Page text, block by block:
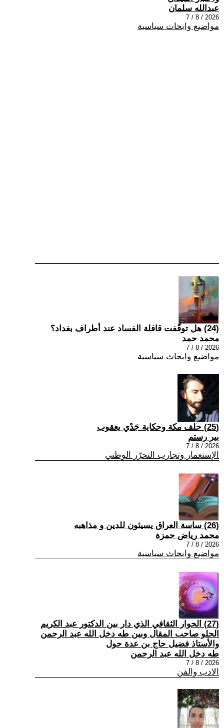
عبدالله سلمان
2026 / 8 / 7
مواضيع وابحاث سياسية
(24) هل توقّفت قافلة الفساد عند أطراف بغداد؟
محمد حمد
2026 / 8 / 7
مواضيع وابحاث سياسية
(25) حلف مكة وحكاية جَدْي يعقوب
بير رستم
2026 / 8 / 7
الإستعمار وتجارب التحرّر الوطني
(26) ساسة العراق يسيئون للدين و مذاهبه
محمد رياض حمزة
2026 / 8 / 7
مواضيع وابحاث سياسية
(27) الحوار الثقافي الذي دار بين الدكتور عبد الكريم
الحلو صاحب المقال وبين طه دخل الله عبد الرحمن
والأستاذ فضيل حاج بن عدة حول
طه دخل الله عبد الرحمن
2026 / 8 / 7
الادب والفن